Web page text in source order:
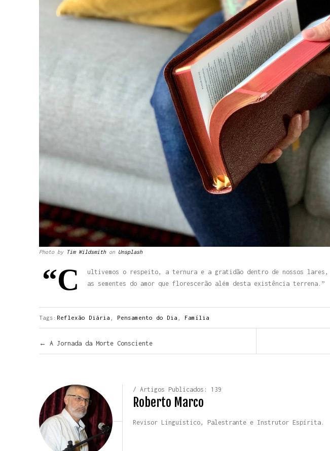
Photo by Tim Wildsmithon Unsplash
“C
ultivemos o respeito, a ternura e a gratidão dentro de nossos
as sementes do amor que florescerão além desta existência terrena.”
Tags: Reflexão Diária Pensamento do Dia Família
Navegar pelos Posts
← A Jornada da Morte Consciente
/ Artigos Publicados: 139
Roberto Marco
Revisor Linguístico, Palestrante e Instrutor Espírita.